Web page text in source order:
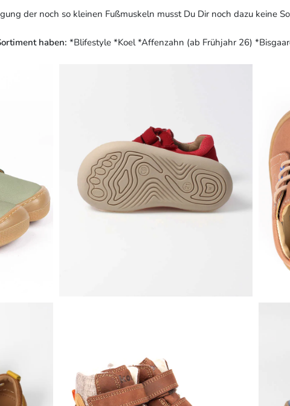
der noch so kleinen Fußmuskeln musst Du Dir noch dazu keine
haben: *Blifestyle *Koel *Affenzahn (ab Frühjahr 26)